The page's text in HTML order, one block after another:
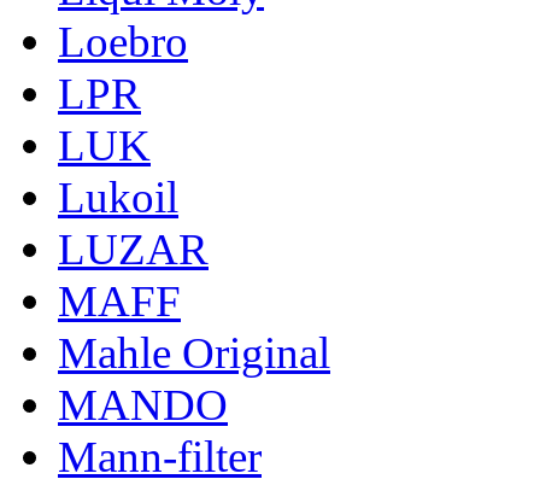
Loebro
LPR
LUK
Lukoil
LUZAR
MAFF
Mahle Original
MANDO
Mann-filter